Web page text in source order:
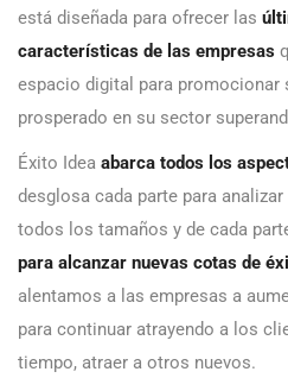
está diseñada para ofrecer las
características de las empresas
espacio digital para promocionar
prosperado en su sector
Éxito Idea abarca todos los
desglosa cada parte para
todos los tamaños y de cada
para alcanzar nuevas cotas de
alentamos a las empresas a
para continuar atrayendo a los
tiempo, atraer a otros nuevos.